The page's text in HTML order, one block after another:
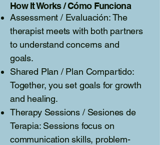
How It Works / Cómo Funciona
Assessment / Evaluación: The
therapist meets with both partners
to understand concerns and
goals.
Shared Plan / Plan Compartido:
Together, you set goals for growth
and healing.
Therapy Sessions / Sesiones de
Terapia: Sessions focus on
communication skills, problem-